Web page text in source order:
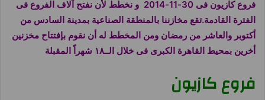
فروعكازيون
فى 30-11-2014 و نخطط لأن نفتح آلاف الفروع فى
الفترة القادمة.تقع مخازننا بالمنطقة الصناعية بمدينة السادس من
أكتوبر والعاشر من رمضان ومن المخطط له أن نقوم بإفتتاح مخزنين
أخرين بمحيط القاهرة الكبرى فى خلال الــ١٨ شهراً المقبلة
فروع كازيون